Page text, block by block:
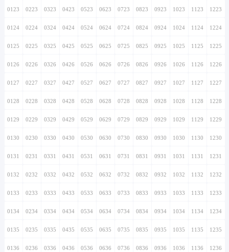
0123 0223 0323 0423 0523 0623 0723 0823 0923 1023 1123 1223
0124 0224 0324 0424 0524 0624 0724 0824 0924 1024 1124 1224
0125 0225 0325 0425 0525 0625 0725 0825 0925 1025 1125 1225
0126 0226 0326 0426 0526 0626 0726 0826 0926 1026 1126 1226
0127 0227 0327 0427 0527 0627 0727 0827 0927 1027 1127 1227
0128 0228 0328 0428 0528 0628 0728 0828 0928 1028 1128 1228
0129 0229 0329 0429 0529 0629 0729 0829 0929 1029 1129 1229
0130 0230 0330 0430 0530 0630 0730 0830 0930 1030 1130 1230
0131 0231 0331 0431 0531 0631 0731 0831 0931 1031 1131 1231
0132 0232 0332 0432 0532 0632 0732 0832 0932 1032 1132 1232
0133 0233 0333 0433 0533 0633 0733 0833 0933 1033 1133 1233
0134 0234 0334 0434 0534 0634 0734 0834 0934 1034 1134 1234
0135 0235 0335 0435 0535 0635 0735 0835 0935 1035 1135 1235
0136 0236 0336 0436 0536 0636 0736 0836 0936 1036 1136 1236